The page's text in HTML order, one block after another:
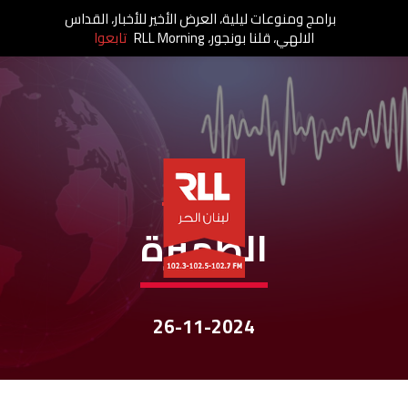
نشرات الأخبار
الظهيرة
26-11-2024
برامج ومنوعات ليلية، العرض الأخير للأخبار، القداس
الالهي، قلنا بونجور، RLL Morning تابعوا